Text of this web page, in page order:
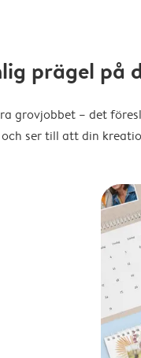
prägel på
grovjobbet – det
ser till att din